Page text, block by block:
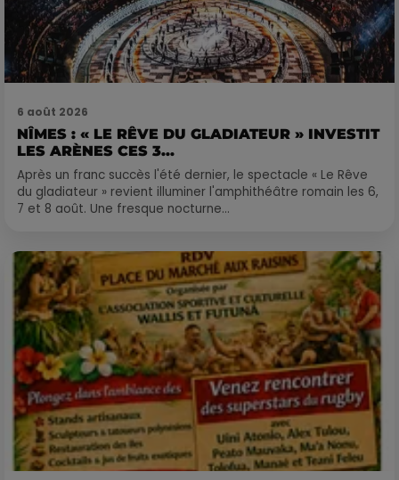
6 août 2026
NÎMES : « LE RÊVE DU GLADIATEUR » INVESTIT
LES ARÈNES CES 3...
Après un franc succès l'été dernier, le spectacle « Le Rêve
du gladiateur » revient illuminer l'amphithéâtre romain les 6,
7 et 8 août. Une fresque nocturne...